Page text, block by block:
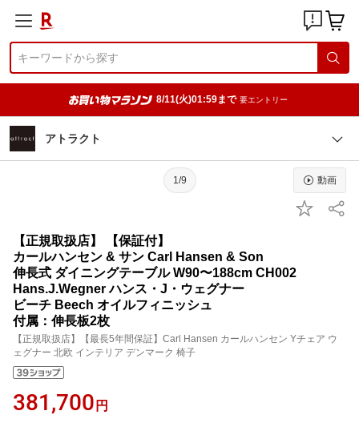
8/11(火)01:59まで 要エントリー
アトラクト
1/9 動画
【正規取扱店】 【保証付】
カールハンセン & サン Carl Hansen & Son
伸長式 ダイニングテーブル W90〜188cm CH002
Hans.J.Wegner ハンス・J・ウェグナー
ビーチ Beech オイルフィニッシュ
付属：伸長板2枚
【正規取扱店】【最長5年間保証】Carl Hansen カールハンセン Yチェア ウ
ェグナー 北欧 インテリア デンマーク 椅子
381,700 円